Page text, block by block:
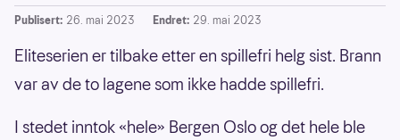
Publisert: 26. mai 2023 Endret: 29. mai 2023
Eliteserien er tilbake etter en spillefri helg sist. Brann
var av de to lagene som ikke hadde spillefri.
I stedet inntok «hele» Bergen Oslo og det hele ble